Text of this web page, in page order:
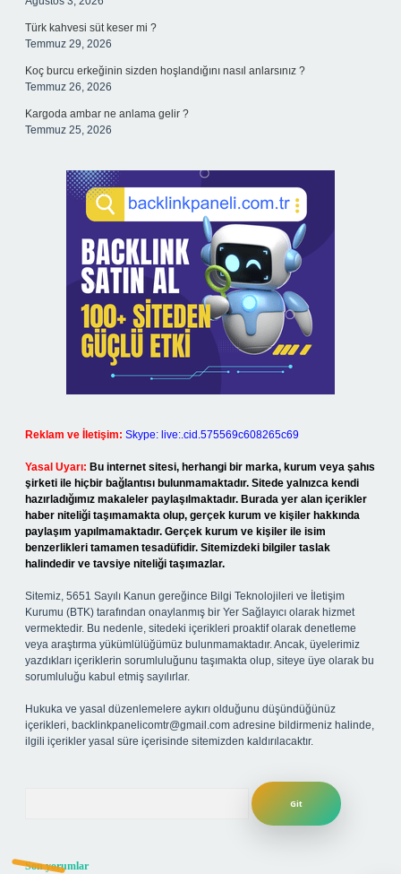
Türk kahvesi süt keser mi ?
Temmuz 29, 2026
Koç burcu erkeğinin sizden hoşlandığını nasıl anlarsınız ?
Temmuz 26, 2026
Kargoda ambar ne anlama gelir ?
Temmuz 25, 2026
Reklam ve İletişim: Skype: live:.cid.575569c608265c69
Yasal Uyarı: Bu internet sitesi, herhangi bir marka, kurum veya şahıs
şirketi ile hiçbir bağlantısı bulunmamaktadır. Sitede yalnızca kendi
hazırladığımız makaleler paylaşılmaktadır. Burada yer alan içerikler
haber niteliği taşımamakta olup, gerçek kurum ve kişiler hakkında
paylaşım yapılmamaktadır. Gerçek kurum ve kişiler ile isim
benzerlikleri tamamen tesadüfidir. Sitemizdeki bilgiler taslak
halindedir ve tavsiye niteliği taşımazlar.
Sitemiz, 5651 Sayılı Kanun gereğince Bilgi Teknolojileri ve İletişim
Kurumu (BTK) tarafından onaylanmış bir Yer Sağlayıcı olarak hizmet
vermektedir. Bu nedenle, sitedeki içerikleri proaktif olarak denetleme
veya araştırma yükümlülüğümüz bulunmamaktadır. Ancak, üyelerimiz
yazdıkları içeriklerin sorumluluğunu taşımakta olup, siteye üye olarak bu
sorumluluğu kabul etmiş sayılırlar.
Hukuka ve yasal düzenlemelere aykırı olduğunu düşündüğünüz
içerikleri, backlinkpanelicomtr@gmail.com adresine bildirmeniz halinde,
ilgili içerikler yasal süre içerisinde sitemizden kaldırılacaktır.
Son yorumlar